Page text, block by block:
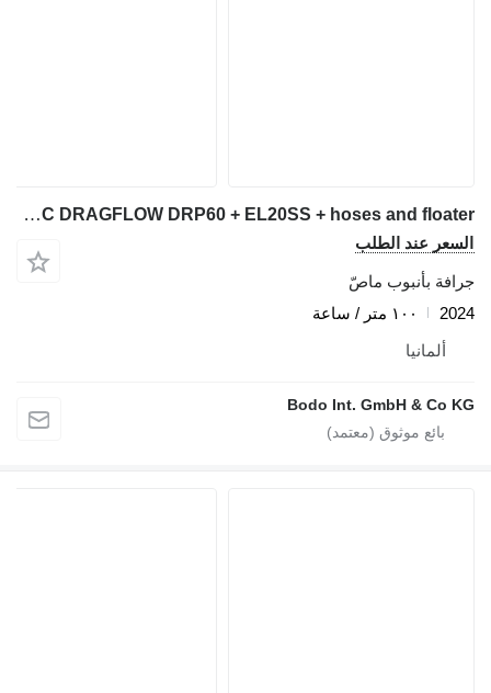
ABC DRAGFLOW DRP60 + EL20SS + hoses and floater
السعر عند الطلب
جرافة بأنبوب ماصّ
2024
١٠٠ متر / ساعة
ألمانيا
Bodo Int. GmbH & Co KG